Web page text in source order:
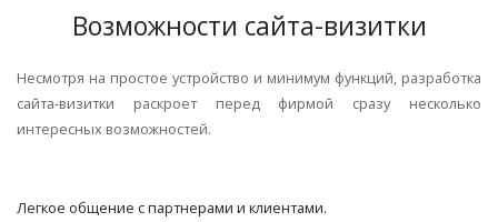
Возможности сайта-визитки
Несмотря на простое устройство и минимум функций, разработка
сайта-визитки раскроет перед фирмой сразу несколько
интересных возможностей.
Легкое общение с партнерами и клиентами.